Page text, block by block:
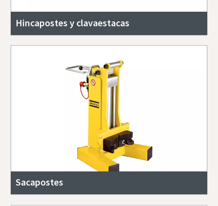
Hincapostes y clavaestacas
Sacapostes